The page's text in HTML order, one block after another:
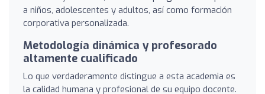
a niños, adolescentes y adultos, así como formación
corporativa personalizada.
Metodología dinámica y profesorado
altamente cualificado
Lo que verdaderamente distingue a esta academia es
la calidad humana y profesional de su equipo docente.